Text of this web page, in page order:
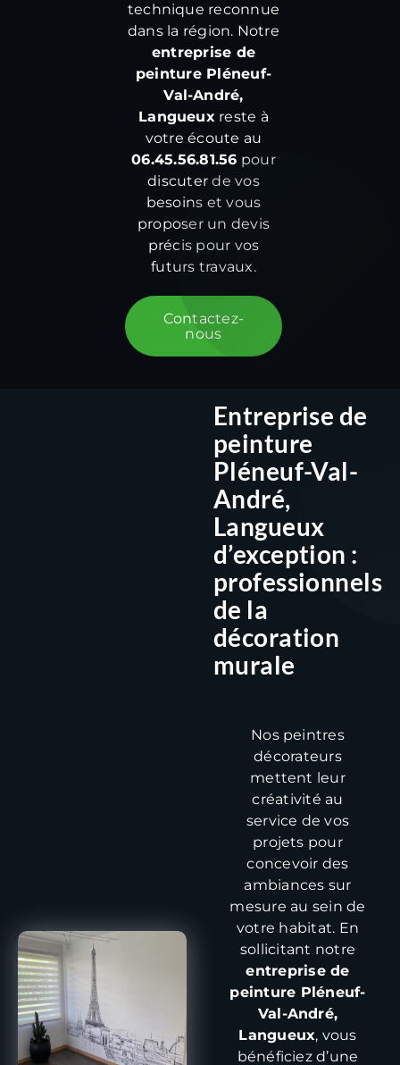
technique reconnue
dans la région. Notre
entreprise de
peinture Pléneuf-
Val-André,
Langueuxreste à
votre écoute au
06.45.56.81.56 pour
discuter de vos
besoins et vous
proposer un devis
précis pour vos
futurs travaux.
Contactez-
nous
Entreprise de
peinture
Pléneuf-Val-
André,
Langueux
d’exception :
professionnels
de la
décoration
murale
Nos peintres
décorateurs
mettent leur
créativité au
service de vos
projets pour
concevoir des
ambiances sur
mesure au sein de
votre habitat. En
sollicitant notre
entreprise de
peinture Pléneuf-
Val-André,
Langueux, vous
bénéficiez d’une